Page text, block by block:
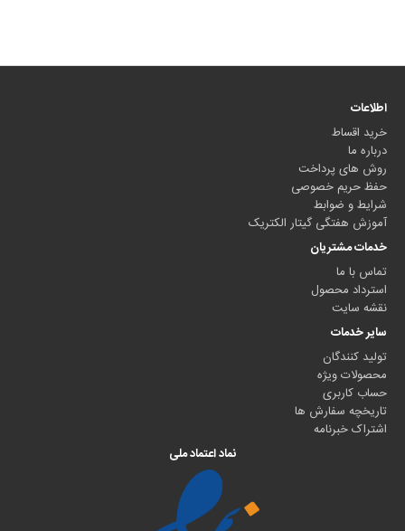
اطلاعات
خرید اقساط
درباره ما
روش های پرداخت
حفظ حریم خصوصی
شرایط و ضوابط
آموزش هفتگی گیتار الکتریک
خدمات مشتریان
تماس با ما
استرداد محصول
نقشه سایت
سایر خدمات
تولید کنندگان
محصولات ویژه
حساب کاربری
تاریخچه سفارش ها
اشتراک خبرنامه
نماد اعتماد ملی